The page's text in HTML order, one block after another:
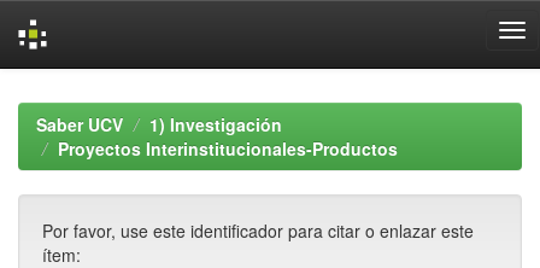
navigationSaber UCV
1) Investigación
Proyectos Interinstitucionales-Productos
Por favor, use este identificador para citar o enlazar este
ítem: